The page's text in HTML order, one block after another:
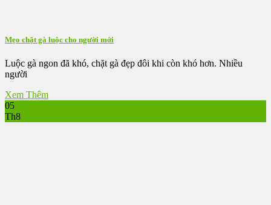
Mẹo chặt gà luộc cho người mới
Luộc gà ngon đã khó, chặt gà đẹp đôi khi còn khó hơn. Nhiều
người
Xem Thêm
05
Th8